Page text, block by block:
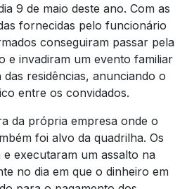
9 de maio deste ano. Com as
fornecidas pelo funcionário
conseguiram passar pela
e invadiram um evento familiar
residências, anunciando o
entre os convidados.
da própria empresa onde o
foi alvo da quadrilha. Os
executaram um assalto na
no dia em que o dinheiro em